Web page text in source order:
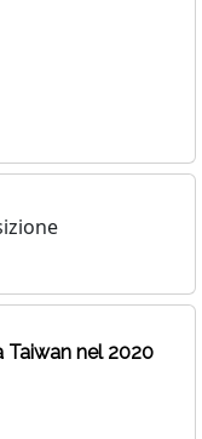
Taiwan nel 2020